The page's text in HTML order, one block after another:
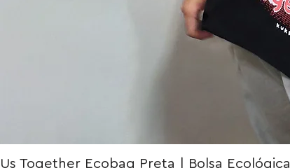
Us Together Ecobag Preta | Bolsa Ecológica